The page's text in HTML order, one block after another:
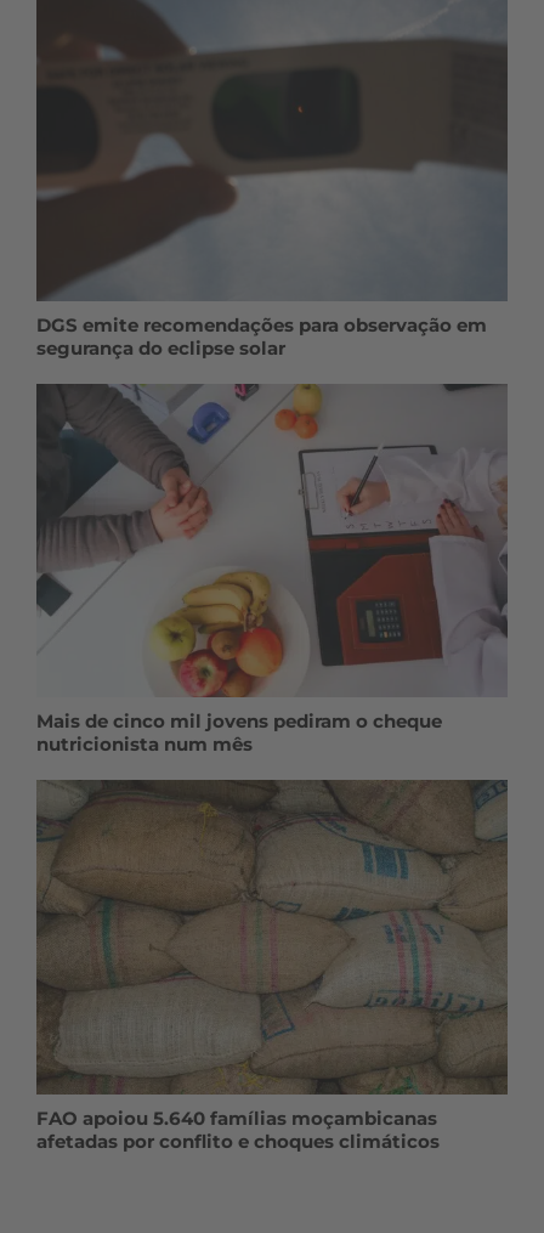
DGS emite recomendações para observação em
segurança do eclipse solar
Mais de cinco mil jovens pediram o cheque
nutricionista num mês
FAO apoiou 5.640 famílias moçambicanas
afetadas por conflito e choques climáticos